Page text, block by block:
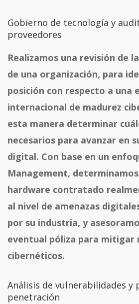
Gobierno de tecnología y
proveedores
Realizamos una revisión de
de una organización, para
posición con respecto a una
internacional de madurez
esta manera determinar
necesarios para avanzar en
digital. Con base en un
Management,
hardware contratado
al nivel de amenazas
por su industria, y
eventual póliza para mitigar
cibernéticos.
Análisis de vulnerabilidades y
penetración